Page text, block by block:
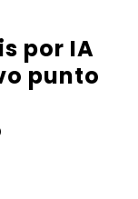
por IA
punto